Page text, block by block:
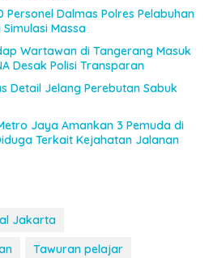
Dalmas Polres Pelabuhan
Massa
Wartawan di Tangerang Masuk
Desak Polisi Transparan
Detail Jelang Perebutan Sabuk
Jaya Amankan 3 Pemuda di
Terkait Kejahatan Jalanan
Jakarta
Tawuran pelajar